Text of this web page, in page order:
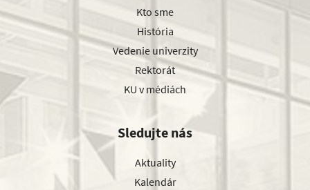
Kto sme
História
Vedenie univerzity
Rektorát
KU v médiách
Sledujte nás
Aktuality
Kalendár